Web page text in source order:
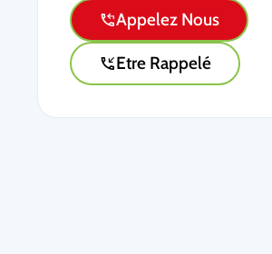
Appelez Nous
Etre Rappelé